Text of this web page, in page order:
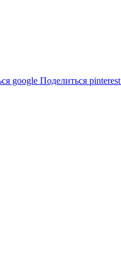
google Поделиться pinterest